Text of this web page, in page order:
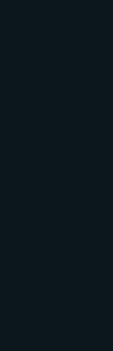
l’état du lit du Rhin et
peut rencontrer.
hallage pour s’assurer des
prendre connaissance
s’y fait, recevoir les
la présente convention et
observée.
des rapports exacts et
avec leur avis au directeur
registres et les caisses des
contraventions relatives à la
la percepion de l’octroi.
son siège à Mayence. Le
et les inspecteurs quand
pour la perception de l’octroi
gauche, savoir : à
Cologne, Homber et
droite, savoir à Mannheim,
Wesel.
de recette il pourra
deux visiteurs, et un
chaque bureau deux
en rivière et trois hommes
faire en outre le service du
et messages.